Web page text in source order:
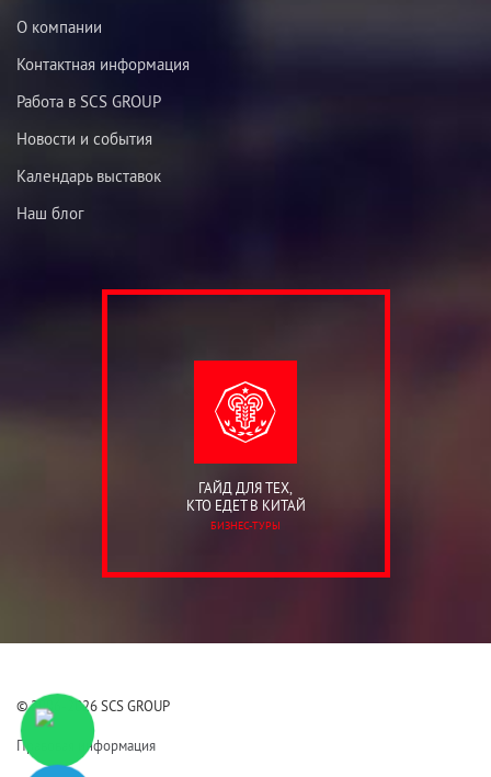
О компании
Контактная информация
Работа в SCS GROUP
Новости и события
Календарь выставок
Наш блог
ГАЙД ДЛЯ ТЕХ,
КТО ЕДЕТ В КИТАЙ
БИЗНЕС-ТУРЫ
© 2006-2026 SCS GROUP
Правовая информация